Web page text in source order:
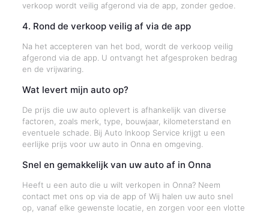
verkoop wordt veilig afgerond via de app, zonder gedoe.
4. Rond de verkoop veilig af via de app
Na het accepteren van het bod, wordt de verkoop veilig
afgerond via de app. U ontvangt het afgesproken bedrag
en de vrijwaring.
Wat levert mijn auto op?
De prijs die uw auto oplevert is afhankelijk van diverse
factoren, zoals merk, type, bouwjaar, kilometerstand en
eventuele schade. Bij Auto Inkoop Service krijgt u een
eerlijke prijs voor uw auto in Onna en omgeving.
Snel en gemakkelijk van uw auto af in Onna
Heeft u een auto die u wilt verkopen in Onna? Neem
contact met ons op via de app of Wij halen uw auto snel
op, vanaf elke gewenste locatie, en zorgen voor een vlotte